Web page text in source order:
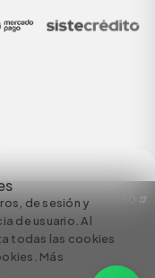
de sesión y
de usuario. Al
todas las cookies
Más
6 Dirección: Carrera 50 #